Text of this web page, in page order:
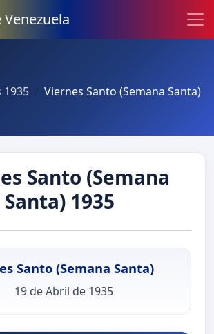
1935 Viernes Santo (Semana Santa)
Santo (Semana
Santa) 1935
Santo (Semana Santa)
19 de Abril de 1935